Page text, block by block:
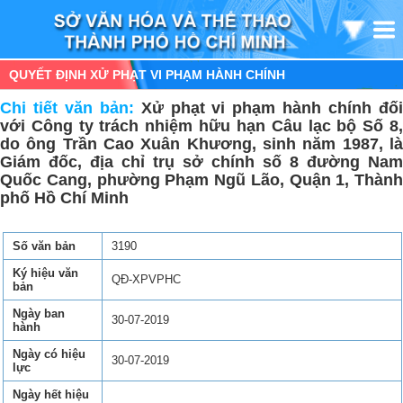
QUYẾT ĐỊNH XỬ PHẠT VI PHẠM HÀNH CHÍNH
Chi tiết văn bản: Xử phạt vi phạm hành chính đối
với Công ty trách nhiệm hữu hạn Câu lạc bộ Số 8,
do ông Trần Cao Xuân Khương, sinh năm 1987, là
Giám đốc, địa chỉ trụ sở chính số 8 đường Nam
Quốc Cang, phường Phạm Ngũ Lão, Quận 1, Thành
phố Hồ Chí Minh
Số văn bản
3190
Ký hiệu văn
bản
QĐ-XPVPHC
Ngày ban
hành
30-07-2019
Ngày có hiệu
lực
30-07-2019
Ngày hết hiệu